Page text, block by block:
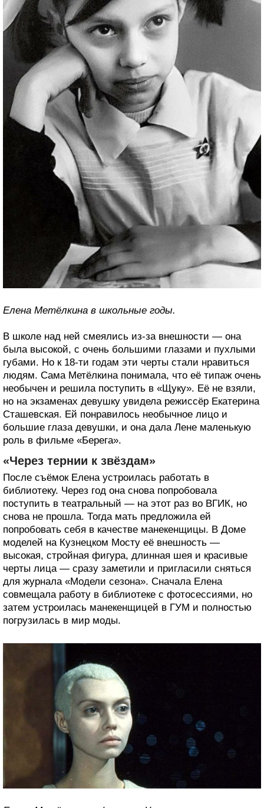
Елена Метёлкина в школьные годы.
В школе над ней смеялись из-за внешности — она
была высокой, с очень большими глазами и пухлыми
губами. Но к 18-ти годам эти черты стали нравиться
людям. Сама Метёлкина понимала, что её типаж очень
необычен и решила поступить в «Щуку». Её не взяли,
но на экзаменах девушку увидела режиссёр Екатерина
Сташевская. Ей понравилось необычное лицо и
большие глаза девушки, и она дала Лене маленькую
роль в фильме «Берега».
«Через тернии к звёздам»
После съёмок Елена устроилась работать в
библиотеку. Через год она снова попробовала
поступить в театральный — на этот раз во ВГИК, но
снова не прошла. Тогда мать предложила ей
попробовать себя в качестве манекенщицы. В Доме
моделей на Кузнецком Мосту её внешность —
высокая, стройная фигура, длинная шея и красивые
черты лица — сразу заметили и пригласили сняться
для журнала «Модели сезона». Сначала Елена
совмещала работу в библиотеке с фотосессиями, но
затем устроилась манекенщицей в ГУМ и полностью
погрузилась в мир моды.